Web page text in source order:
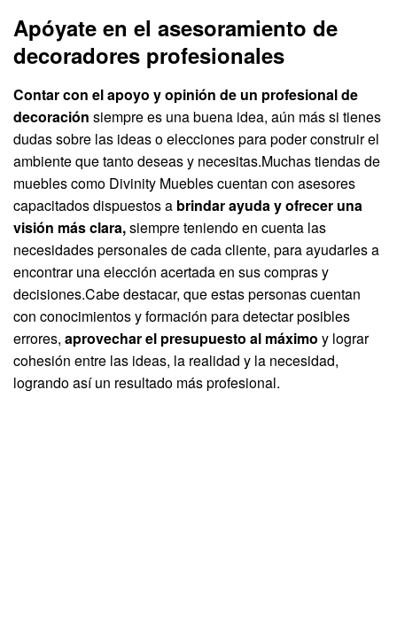
Apóyate en el asesoramiento de
decoradores profesionales
Contar con el apoyo y opinión de un profesional de
decoración siempre es una buena idea, aún más si tienes
dudas sobre las ideas o elecciones para poder construir el
ambiente que tanto deseas y necesitas.Muchas tiendas de
muebles como Divinity Muebles cuentan con asesores
capacitados dispuestos a brindar ayuda y ofrecer una
visión más clara,siempre teniendo en cuenta las
necesidades personales de cada cliente, para ayudarles a
encontrar una elección acertada en sus compras y
decisiones.Cabe destacar, que estas personas cuentan
con conocimientos y formación para detectar posibles
errores, aprovechar el presupuesto al máximo y lograr
cohesión entre las ideas, la realidad y la necesidad,
logrando así un resultado más profesional.